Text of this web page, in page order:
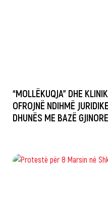
“MOLLËKUQJA” DHE
OFROJNË NDIHMË
DHUNËS ME BAZË GJINORE